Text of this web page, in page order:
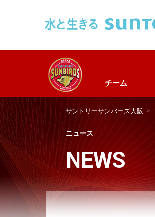
チーム
サントリーサンバーズ大阪
ニュース
NEWS